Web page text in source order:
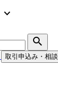
expand_more
search
取引申込み・相談